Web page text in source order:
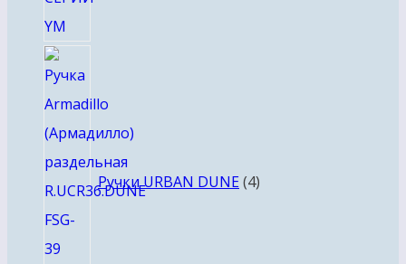
Ручки URBAN DUNE 4